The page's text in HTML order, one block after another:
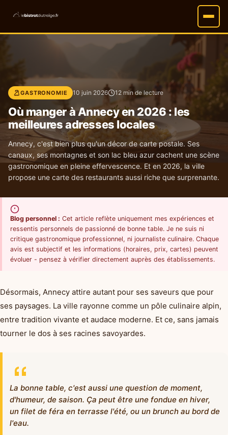
GASTRONOMIE 10 juin 2026 12 min de lecture
Où manger à Annecy en 2026 : les
meilleures adresses locales
Annecy, c'est bien plus qu'un décor de carte postale. Ses
canaux, ses montagnes et son lac bleu azur cachent une scène
gastronomique en pleine effervescence. Et en 2026, la ville
propose une carte des restaurants aussi riche que surprenante.
Blog personnel : Cet article reflète uniquement mes expériences et
ressentis personnels de passionné de bonne table. Je ne suis ni
critique gastronomique professionnel, ni journaliste culinaire. Chaque
avis est subjectif et les informations (horaires, prix, cartes) peuvent
évoluer - pensez à vérifier directement auprès des établissements.
Désormais, Annecy attire autant pour ses saveurs que pour
ses paysages. La ville rayonne comme un pôle culinaire alpin,
entre tradition vivante et audace moderne. Et ce, sans jamais
tourner le dos à ses racines savoyardes.
La bonne table, c'est aussi une question de moment,
d'humeur, de saison. Ça peut être une fondue en hiver,
un filet de féra en terrasse l'été, ou un brunch au bord de
l'eau.